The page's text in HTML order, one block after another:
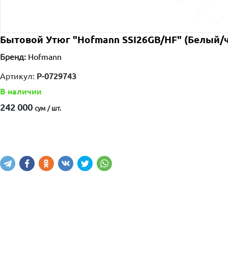
Бытовой Утюг "Hofmann SSI26GB/HF" (Белый/
Бренд: Hofmann
Артикул: P-0729743
В наличии
242 000 сум / шт.